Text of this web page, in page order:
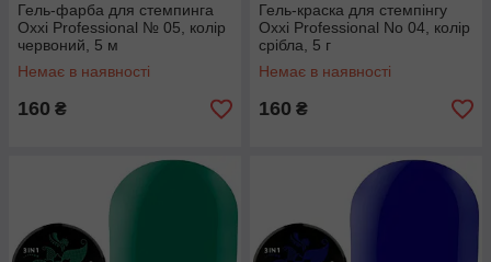
Гель-фарба для стемпинга
Oxxi Professional № 05, колір
червоний, 5 м
Немає в наявності
160 ₴
Гель-краска для стемпінгу
Oxxi Professional No 04, колір
срібла, 5 г
Немає в наявності
160 ₴